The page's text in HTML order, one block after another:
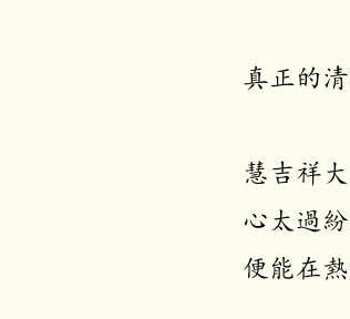
真正的
慧吉祥
心太過
便能在